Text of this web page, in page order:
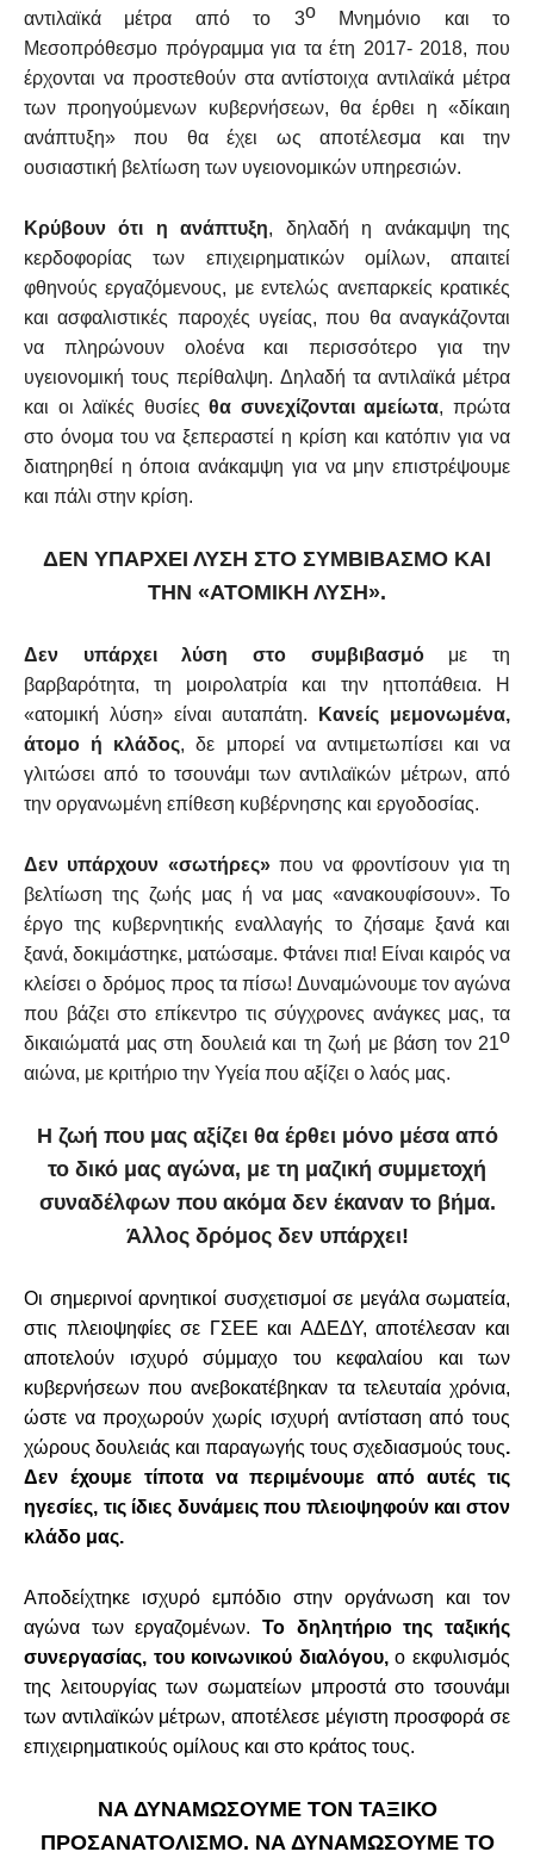
αντιλαϊκά μέτρα από το 3οΜνημόνιο και το
Μεσοπρόθεσμο πρόγραμμα για τα έτη 2017- 2018, που
έρχονται να προστεθούν στα αντίστοιχα αντιλαϊκά μέτρα
των προηγούμενων κυβερνήσεων, θα έρθει η «δίκαιη
ανάπτυξη» που θα έχει ως αποτέλεσμα και την
ουσιαστική βελτίωση των υγειονομικών υπηρεσιών.
Κρύβουν ότι η ανάπτυξη, δηλαδή η ανάκαμψη της
κερδοφορίας των επιχειρηματικών ομίλων, απαιτεί
φθηνούς εργαζόμενους, με εντελώς ανεπαρκείς κρατικές
και ασφαλιστικές παροχές υγείας, που θα αναγκάζονται
να πληρώνουν ολοένα και περισσότερο για την
υγειονομική τους περίθαλψη. Δηλαδή τα αντιλαϊκά μέτρα
και οι λαϊκές θυσίεςθα συνεχίζονται αμείωτα, πρώτα
στο όνομα του να ξεπεραστεί η κρίση και κατόπιν για να
διατηρηθεί η όποια ανάκαμψη για να μην επιστρέψουμε
και πάλι στην κρίση.
ΔΕΝ ΥΠΑΡΧΕΙ ΛΥΣΗ ΣΤΟ ΣΥΜΒΙΒΑΣΜΟ ΚΑΙ
ΤΗΝ «ΑΤΟΜΙΚΗ ΛΥΣΗ».
Δεν υπάρχει λύση στο συμβιβασμόμε τη
βαρβαρότητα, τη μοιρολατρία και την ηττοπάθεια. Η
«ατομική λύση» είναι αυταπάτη. Κανείς μεμονωμένα,
άτομο ή κλάδος, δε μπορεί να αντιμετωπίσει και να
γλιτώσει από το τσουνάμι των αντιλαϊκών μέτρων, από
την οργανωμένη επίθεση κυβέρνησης και εργοδοσίας.
Δεν υπάρχουν «σωτήρες»που να φροντίσουν για τη
βελτίωση της ζωής μας ή να μας «ανακουφίσουν». Το
έργο της κυβερνητικής εναλλαγής το ζήσαμε ξανά και
ξανά, δοκιμάστηκε, ματώσαμε. Φτάνει πια! Είναι καιρός να
κλείσει ο δρόμος προς τα πίσω! Δυναμώνουμε τον αγώνα
που βάζει στο επίκεντρο τις σύγχρονες ανάγκες μας, τα
δικαιώματά μας στη δουλειά και τη ζωή με βάση τον 21ο
αιώνα, με κριτήριο την Υγεία που αξίζει ο λαός μας.
Η ζωή που μας αξίζει θα έρθει μόνο μέσα από
το δικό μας αγώνα, με τη μαζική συμμετοχή
συναδέλφων που ακόμα δεν έκαναν το βήμα.
Άλλος δρόμος δεν υπάρχει!
Οι σημερινοί αρνητικοί συσχετισμοί σε μεγάλα σωματεία,
στις πλειοψηφίες σε ΓΣΕΕ και ΑΔΕΔΥ, αποτέλεσαν και
αποτελούν ισχυρό σύμμαχο του κεφαλαίου και των
κυβερνήσεων που ανεβοκατέβηκαν τα τελευταία χρόνια,
ώστε να προχωρούν χωρίς ισχυρή αντίσταση από τους
χώρους δουλειάς και παραγωγής τους σχεδιασμούς τους.
Δεν έχουμε τίποτα να περιμένουμε από αυτές τις
ηγεσίες, τις ίδιες δυνάμεις που πλειοψηφούν και στον
κλάδο μας.
Αποδείχτηκε ισχυρό εμπόδιο στην οργάνωση και τον
αγώνα των εργαζομένων. Το δηλητήριο της ταξικής
συνεργασίας, του κοινωνικού διαλόγου,ο εκφυλισμός
της λειτουργίας των σωματείων μπροστά στο τσουνάμι
των αντιλαϊκών μέτρων, αποτέλεσε μέγιστη προσφορά σε
επιχειρηματικούς ομίλους και στο κράτος τους.
ΝΑ ΔΥΝΑΜΩΣΟΥΜΕ ΤΟΝ ΤΑΞΙΚΟ
ΠΡΟΣΑΝΑΤΟΛΙΣΜΟ. ΝΑ ΔΥΝΑΜΩΣΟΥΜΕ ΤΟ